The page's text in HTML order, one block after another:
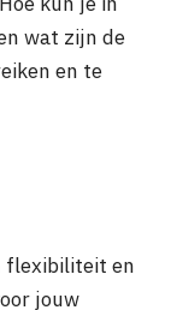
wat zijn de
en te
flexibiliteit en
jouw